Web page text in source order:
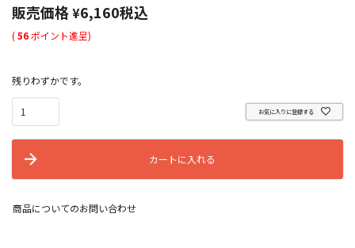
販売価格¥6,160税込
(56ポイント進呈)
残りわずかです。
お気に入りに登録する
カートに入れる
商品についてのお問い合わせ